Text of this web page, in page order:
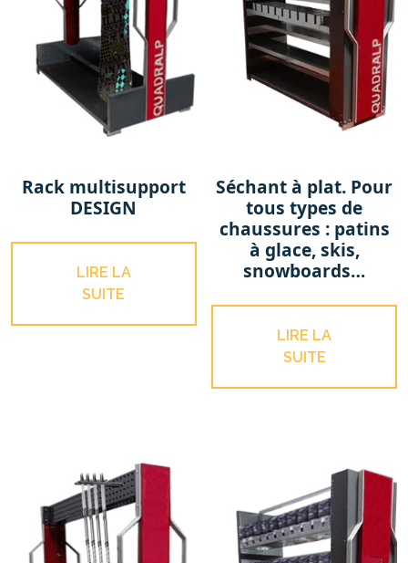
Rack multisupport
DESIGN
LIRE LA
SUITE
Séchant à plat. Pour
tous types de
chaussures : patins
à glace, skis,
snowboards…
LIRE LA
SUITE